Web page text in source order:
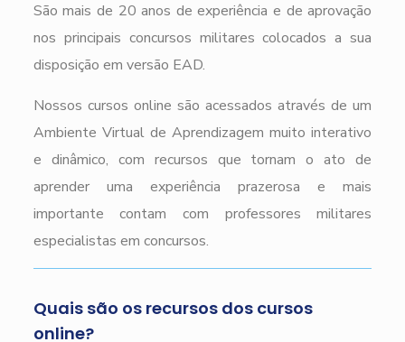
São mais de 20 anos de experiência e de aprovação
nos principais concursos militares colocados a sua
disposição em versão EAD.
Nossos cursos online são acessados através de um
Ambiente Virtual de Aprendizagem muito interativo
e dinâmico, com recursos que tornam o ato de
aprender uma experiência prazerosa e mais
importante contam com professores militares
especialistas em concursos.
Quais são os recursos dos cursos
online?